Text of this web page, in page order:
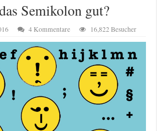
Semikolon gut?
4 Kommentare 16,822 Besucher